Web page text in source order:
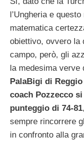
l’Ungheria e
matematica
obiettivo, ovvero la
campo, però, gli
la medesima verve
PalaBigi di
coach Pozzecco
punteggio di 74-81
sempre rincorrere
in confronto alla